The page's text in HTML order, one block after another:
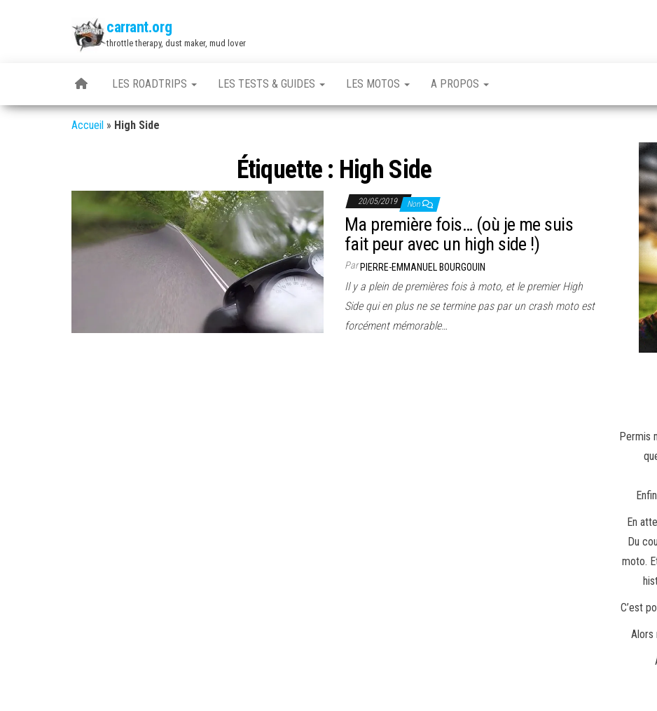
carrant.org
throttle therapy, dust maker, mud lover
LES ROADTRIPS LES TESTS & GUIDES LES MOTOS A PROPOS
Accueil » High Side
Étiquette : High Side
20/05/2019 Non
Ma première fois… (où je me suis
fait peur avec un high side !)
ParPIERRE-EMMANUEL BOURGOUIN
Il y a plein de premières fois à moto, et le premier High
Side qui en plus ne se termine pas par un crash moto est
forcément mémorable…
Permis
En
Du
moto.
C’est
Alors